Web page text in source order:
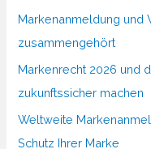
Markenanmeldung und
zusammengehört
Markenrecht 2026 und
zukunftssicher machen
Weltweite
Schutz Ihrer Marke